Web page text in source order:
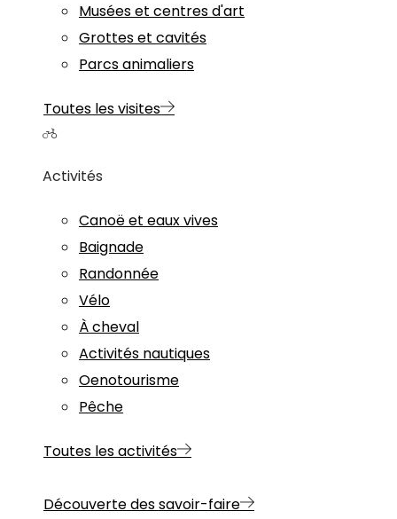
Musées et centres d'art
Grottes et cavités
Parcs animaliers
Toutes les visites
Activités
Canoë et eaux vives
Baignade
Randonnée
Vélo
À cheval
Activités nautiques
Oenotourisme
Pêche
Toutes les activités
Découverte des savoir-faire